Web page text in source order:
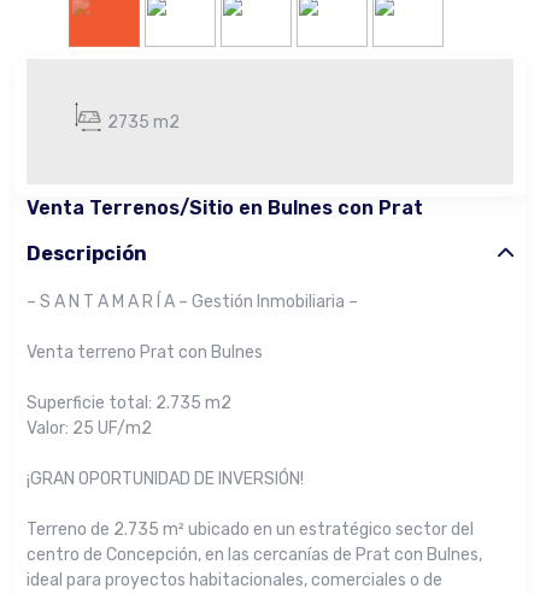
2735 m2
Venta Terrenos/Sitio en Bulnes con Prat
Descripción
– S A N T A M A R Í A – Gestión Inmobiliaria –
Venta terreno Prat con Bulnes
Superficie total: 2.735 m2
Valor: 25 UF/m2
¡GRAN OPORTUNIDAD DE INVERSIÓN!
Terreno de 2.735 m² ubicado en un estratégico sector del
centro de Concepción, en las cercanías de Prat con Bulnes,
ideal para proyectos habitacionales, comerciales o de